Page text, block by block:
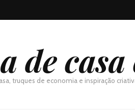
de
truques de economia e inspiração